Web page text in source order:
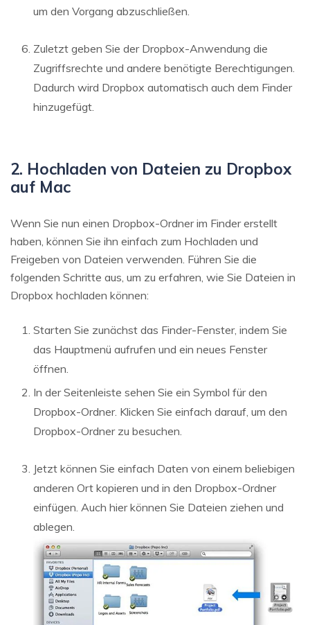
um den Vorgang abzuschließen.
Zuletzt geben Sie der Dropbox-Anwendung die
Zugriffsrechte und andere benötigte Berechtigungen.
Dadurch wird Dropbox automatisch auch dem Finder
hinzugefügt.
2. Hochladen von Dateien zu Dropbox
auf Mac
Wenn Sie nun einen Dropbox-Ordner im Finder erstellt
haben, können Sie ihn einfach zum Hochladen und
Freigeben von Dateien verwenden. Führen Sie die
folgenden Schritte aus, um zu erfahren, wie Sie Dateien in
Dropbox hochladen können:
Starten Sie zunächst das Finder-Fenster, indem Sie
das Hauptmenü aufrufen und ein neues Fenster
öffnen.
In der Seitenleiste sehen Sie ein Symbol für den
Dropbox-Ordner. Klicken Sie einfach darauf, um den
Dropbox-Ordner zu besuchen.
Jetzt können Sie einfach Daten von einem beliebigen
anderen Ort kopieren und in den Dropbox-Ordner
einfügen. Auch hier können Sie Dateien ziehen und
ablegen.